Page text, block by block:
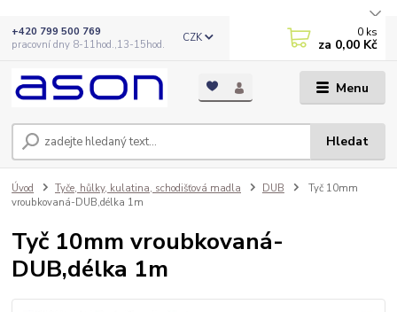
Menu
CZK
Hledat
+420 799 500 769
pracovní dny 8-11hod.,13-15hod.
0 ks
za 0,00 Kč
Úvod Tyče, hůlky, kulatina, schodišťová madla DUB
Tyč 10mm
vroubkovaná-DUB,délka 1m
Tyč 10mm vroubkovaná-
DUB,délka 1m